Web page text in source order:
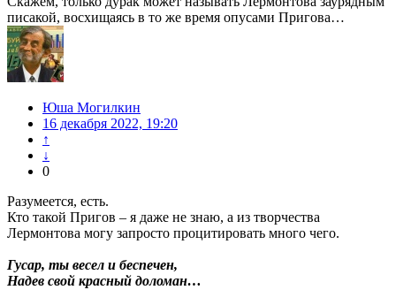
писакой, восхищаясь в то же время опусами Пригова…
Юша Могилкин
16 декабря 2022, 19:20
↑
↓
0
Разумеется, есть.
Кто такой Пригов – я даже не знаю, а из творчества
Лермонтова могу запросто процитировать много чего.
Гусар, ты весел и беспечен,
Надев свой красный доломан…